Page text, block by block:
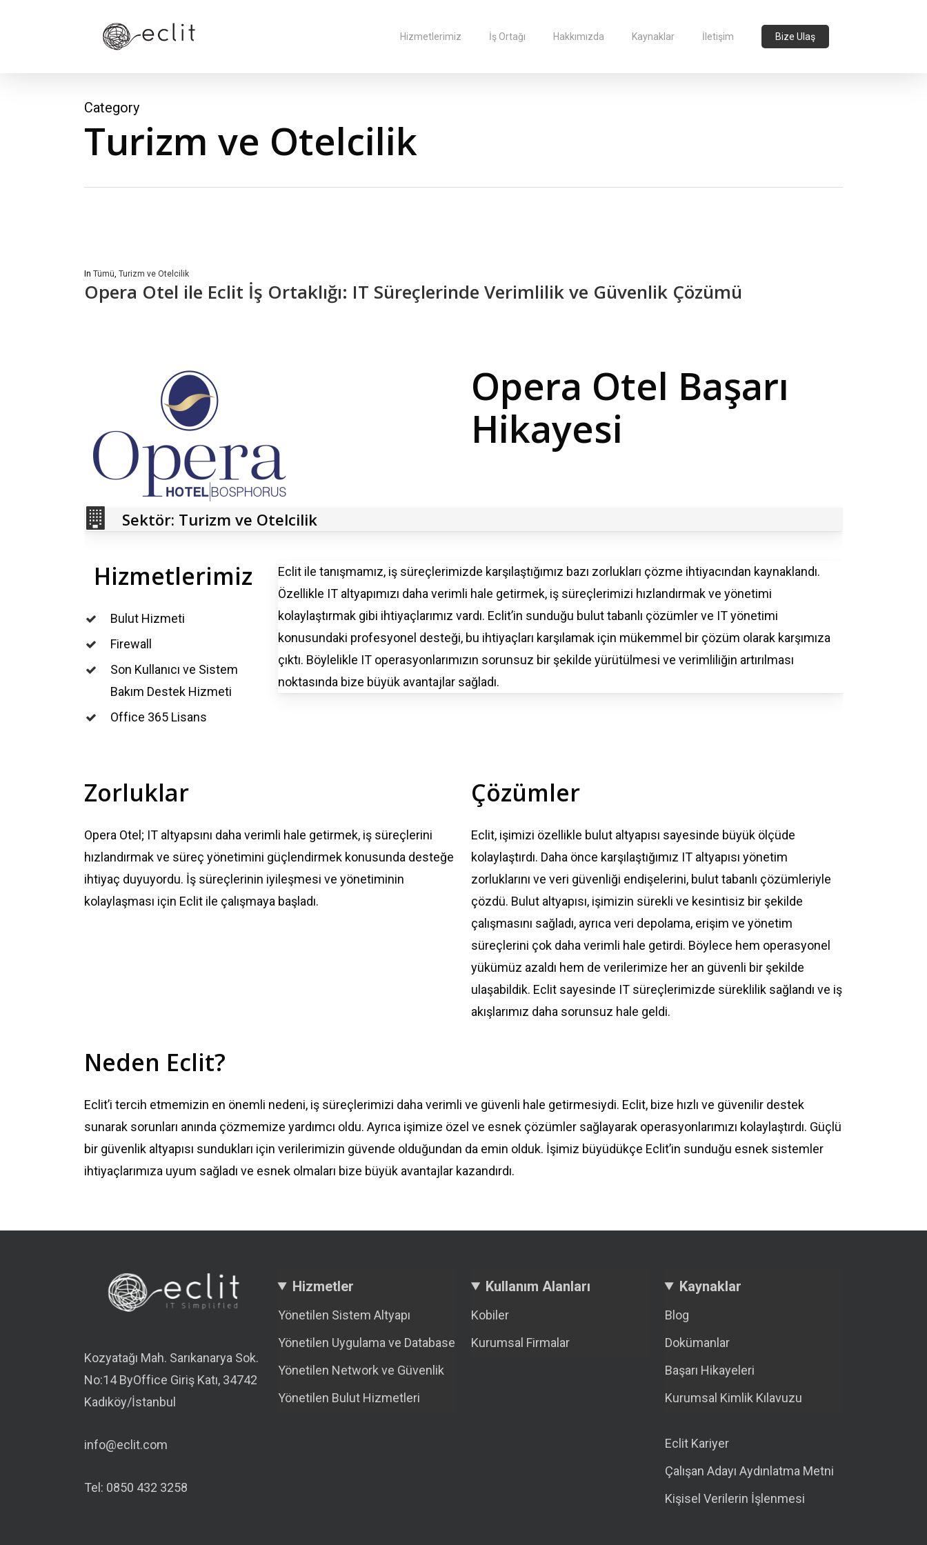
Hizmetlerimiz İş Ortağı Hakkımızda Kaynaklar İletişim Bize Ulaş
Category
Turizm ve Otelcilik
In Tümü, Turizm ve Otelcilik
Opera Otel ile Eclit İş Ortaklığı: IT Süreçlerinde Verimlilik ve Güvenlik Çözümü
Opera Otel Başarı
Hikayesi
Sektör: Turizm ve Otelcilik
Hizmetlerimiz
Bulut Hizmeti
Firewall
Son Kullanıcı ve Sistem
Bakım Destek Hizmeti
Office 365 Lisans
Eclit ile tanışmamız, iş süreçlerimizde karşılaştığımız bazı zorlukları çözme ihtiyacından kaynaklandı.
Özellikle IT altyapımızı daha verimli hale getirmek, iş süreçlerimizi hızlandırmakve yönetimi
kolaylaştırmak gibi ihtiyaçlarımız vardı. Eclit’in sunduğu buluttabanlı çözümlerve ITyönetimi
konusundaki profesyonel desteği, bu ihtiyaçları karşılamak için mükemmel bir çözüm olarak karşımıza
çıktı. Böylelikle IT operasyonlarımızın sorunsuz bir şekilde yürütülmesi ve verimliliğin artırılması
noktasında bize büyük avantajlar sağladı.
Zorluklar
Opera Otel; IT altyapsını daha verimli hale getirmek, iş süreçlerini
hızlandırmak ve süreç yönetimini güçlendirmek konusunda desteğe
ihtiyaç duyuyordu. İş süreçlerinin iyileşmesi ve yönetiminin
kolaylaşması için Eclit ile çalışmaya başladı.
Çözümler
Eclit, işimizi özellikle bulut altyapısı sayesinde büyük ölçüde
kolaylaştırdı. Daha önce karşılaştığımız IT altyapısı yönetim
zorluklarını ve veri güvenliği endişelerini, bulut tabanlı çözümleriyle
çözdü. Bulut altyapısı, işimizin sürekli ve kesintisiz bir şekilde
çalışmasını sağladı, ayrıca veri depolama, erişim ve yönetim
süreçlerini çok daha verimli hale getirdi. Böylece hem operasyonel
yükümüz azaldı hem de verilerimize her an güvenli bir şekilde
ulaşabildik. Eclit sayesinde IT süreçlerimizde süreklilik sağlandı ve iş
akışlarımız daha sorunsuz hale geldi.
Neden Eclit?
Eclit’i tercih etmemizin en önemli nedeni, iş süreçlerimizi daha verimli ve güvenli hale getirmesiydi. Eclit, bize hızlı ve güvenilir destek
sunarak sorunları anında çözmemize yardımcı oldu.Ayrıca işimize özel ve esnek çözümler sağlayarak operasyonlarımızı kolaylaştırdı. Güçlü
bir güvenlik altyapısı sundukları için verilerimizin güvende olduğundan da emin olduk. İşimiz büyüdükçe Eclit’in sunduğu esnek sistemler
ihtiyaçlarımıza uyum sağladı ve esnek olmaları bize büyük avantajlar kazandırdı.
Kozyatağı Mah. Sarıkanarya Sok.
No:14 ByOffice Giriş Katı, 34742
Kadıköy/İstanbul
info@eclit.com
Tel: 0850 432 3258
Hizmetler
Yönetilen Sistem Altyapı
Yönetilen Uygulama ve Database
Yönetilen Network ve Güvenlik
Yönetilen Bulut Hizmetleri
Kullanım Alanları
Kobiler
Kurumsal Firmalar
Kaynaklar
Blog
Dokümanlar
Başarı Hikayeleri
Kurumsal Kimlik Kılavuzu
Eclit Kariyer
Çalışan Adayı Aydınlatma Metni
Kişisel Verilerin İşlenmesi